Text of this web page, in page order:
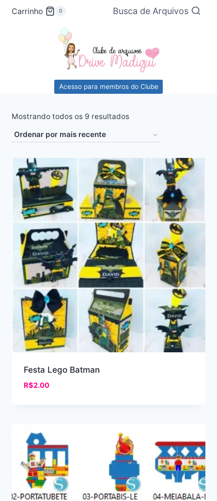
Pular
Carrinho 0 Busca de Arquivos
Acesso para membros do Clube
Mostrando todos os 9 resultadosClassificado
mais
recente
Festa Lego Batman
R$2.00